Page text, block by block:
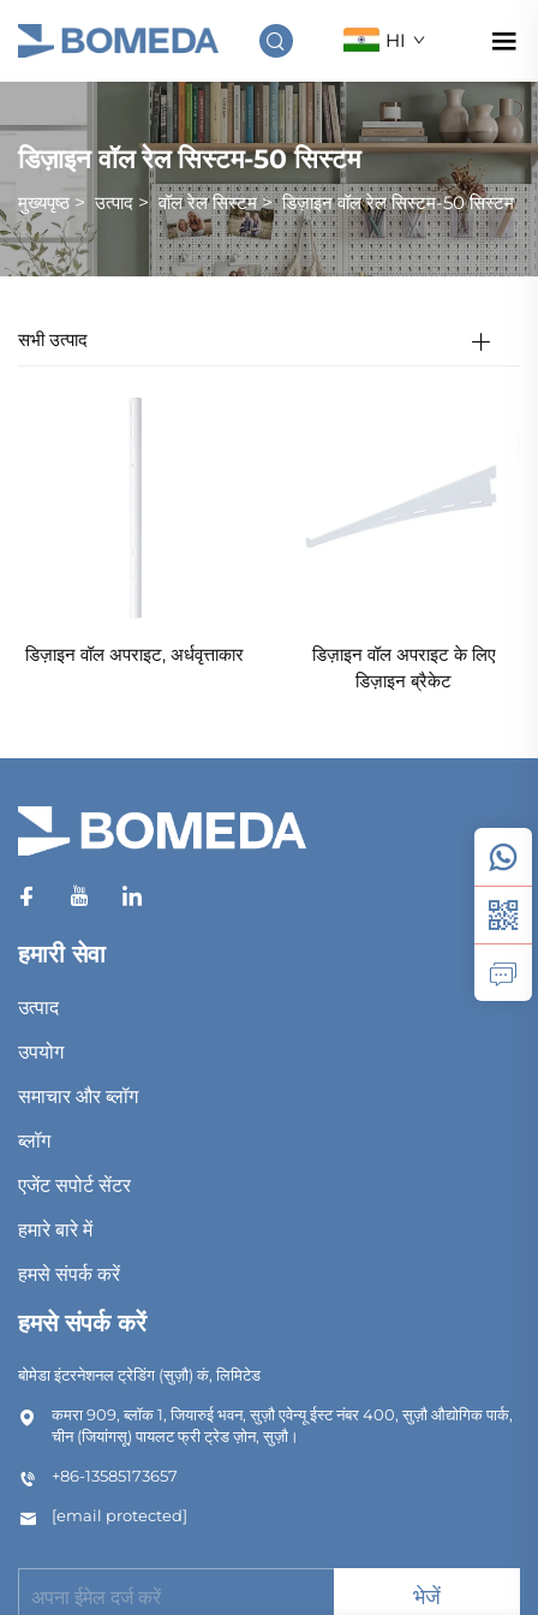
HI
डिज़ाइन वॉल रेल सिस्टम-50 सिस्टम
मुख्यपृष्ठ > उत्पाद >वॉल रेल सिस्टम>डिज़ाइन वॉल रेल सिस्टम-50 सिस्टम
सभी उत्पाद
डिज़ाइन वॉल अपराइट, अर्धवृत्ताकार
डिज़ाइन वॉल अपराइट के लिए
डिज़ाइन ब्रैकेट
हमारी सेवा
उत्पाद
उपयोग
समाचार और ब्लॉग
ब्लॉग
एजेंट सपोर्ट सेंटर
हमारे बारे में
हमसे संपर्क करें
हमसे संपर्क करें
बोमेडा इंटरनेशनल ट्रेडिंग (सुज़ौ) कं, लिमिटेड
कमरा 909, ब्लॉक 1, जियारुई भवन, सुज़ौ एवेन्यू ईस्ट नंबर 400, सुज़ौ औद्योगिक पार्क,
चीन (जियांगसू) पायलट फ्री ट्रेड ज़ोन, सुज़ौ।
+86-13585173657
[email protected]
भेजें